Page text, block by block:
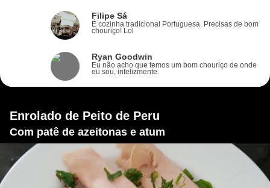
Filipe Sá
É cozinha tradicional Portuguesa. Precisas de bom
chouriço! Lol
Ryan Goodwin
Eu não acho que temos um bom chouriço de onde
eu sou, infelizmente.
Enrolado de Peito de Peru
Com patê de azeitonas e atum